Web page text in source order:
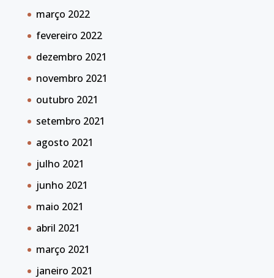
março 2022
fevereiro 2022
dezembro 2021
novembro 2021
outubro 2021
setembro 2021
agosto 2021
julho 2021
junho 2021
maio 2021
abril 2021
março 2021
janeiro 2021